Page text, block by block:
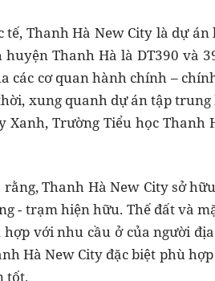
tế, Thanh Hà New City là dự
huyện Thanh Hà là DT390 và
các cơ quan hành chính –
xung quanh dự án tập trung
Xanh, Trường Tiểu học Thanh
Thanh Hà New City sở
- trạm hiện hữu. Thế đất và
hợp với nhu cầu ở của người
Hà New City đặc biệt phù
tốt.